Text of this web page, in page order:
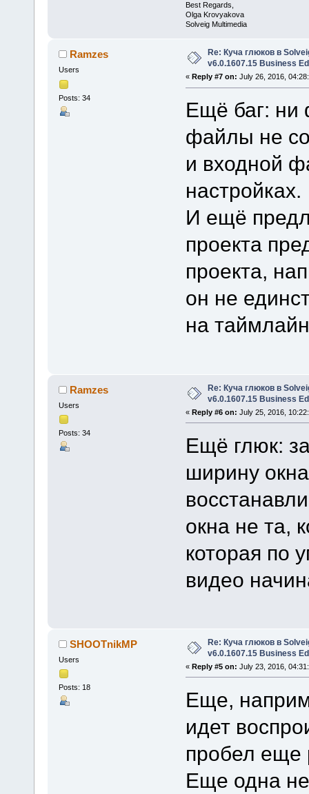
Best Regards,
Olga Krovyakova
Solveig Multimedia
Ramzes
Users
Posts: 34
Re: Куча глюков в
v6.0.1607.15 Business
« Reply #7 on: July 26, 2016,
Ещё баг: ни
файлы не
и входной
настройках.
И ещё
проекта
проекта,
он не
на
Ramzes
Users
Posts: 34
Re: Куча глюков в
v6.0.1607.15 Business
« Reply #6 on: July 25, 2016,
Ещё глюк:
ширину
окна не та,
которая по
видео
SHOOTnikMP
Users
Posts: 18
Re: Куча глюков в
v6.0.1607.15 Business
« Reply #5 on: July 23, 2016,
Еще,
идет
пробел еще
Еще одна